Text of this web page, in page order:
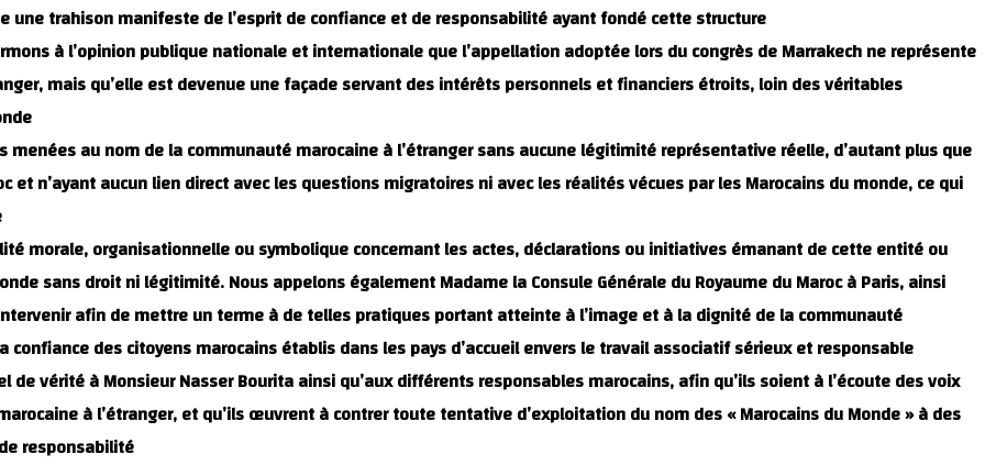
trahison manifeste de l’esprit de confiance et de responsabilité ayant fondé cette structure.
à l’opinion publique nationale et internationale que l’appellation adoptée lors du congrès de Marrakech ne représente
mais qu’elle est devenue une façade servant des intérêts personnels et financiers étroits, loin des véritables
au nom de la communauté marocaine à l’étranger sans aucune légitimité représentative réelle, d’autant plus que
et n’ayant aucun lien direct avec les questions migratoires ni avec les réalités vécues par les Marocains du monde, ce qui
morale, organisationnelle ou symbolique concernant les actes, déclarations ou initiatives émanant de cette entité ou
sans droit ni légitimité. Nous appelons également Madame la Consule Générale du Royaume du Maroc à Paris, ainsi
afin de mettre un terme à de telles pratiques portant atteinte à l’image et à la dignité de la communauté
des citoyens marocains établis dans les pays d’accueil envers le travail associatif sérieux et responsable.
vérité à Monsieur Nasser Bourita ainsi qu’aux différents responsables marocains, afin qu’ils soient à l’écoute des voix
à l’étranger, et qu’ils œuvrent à contrer toute tentative d’exploitation du nom des « Marocains du Monde » à des
responsabilité.